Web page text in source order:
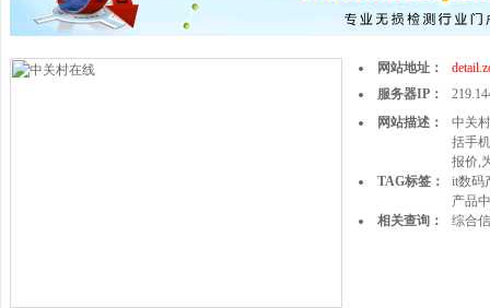
网站地址：
服务器IP：
网站描述：
中关
括手
报价,
TAG标签：
it数码
产品
相关查询：
综合